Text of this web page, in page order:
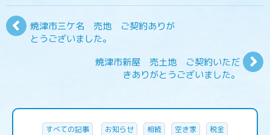
焼津市三ケ名 売地 ご契約ありが
とうございました。
焼津市新屋 売土地 ご契約いただ
きありがとうございました。
すべての記事 お知らせ 相続 空き家 税金